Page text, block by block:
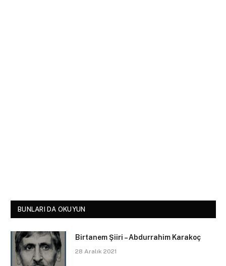
BUNLARI DA OKUYUN
Birtanem Şiiri – Abdurrahim Karakoç
28 Aralık 2021